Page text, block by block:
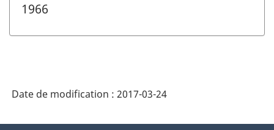
1966
Date de modification : 2017-03-24